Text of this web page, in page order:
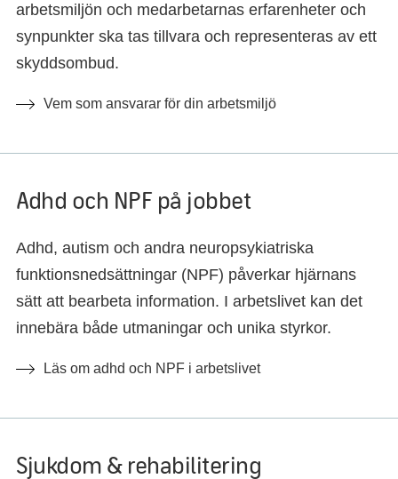
arbetsmiljön och medarbetarnas erfarenheter och
synpunkter ska tas tillvara och representeras av ett
skyddsombud.
Vem som ansvarar för din arbetsmiljö
Adhd och NPF på jobbet
Adhd, autism och andra neuropsykiatriska
funktionsnedsättningar (NPF) påverkar hjärnans
sätt att bearbeta information. I arbetslivet kan det
innebära både utmaningar och unika styrkor.
Läs om adhd och NPF i arbetslivet
Sjukdom & rehabilitering